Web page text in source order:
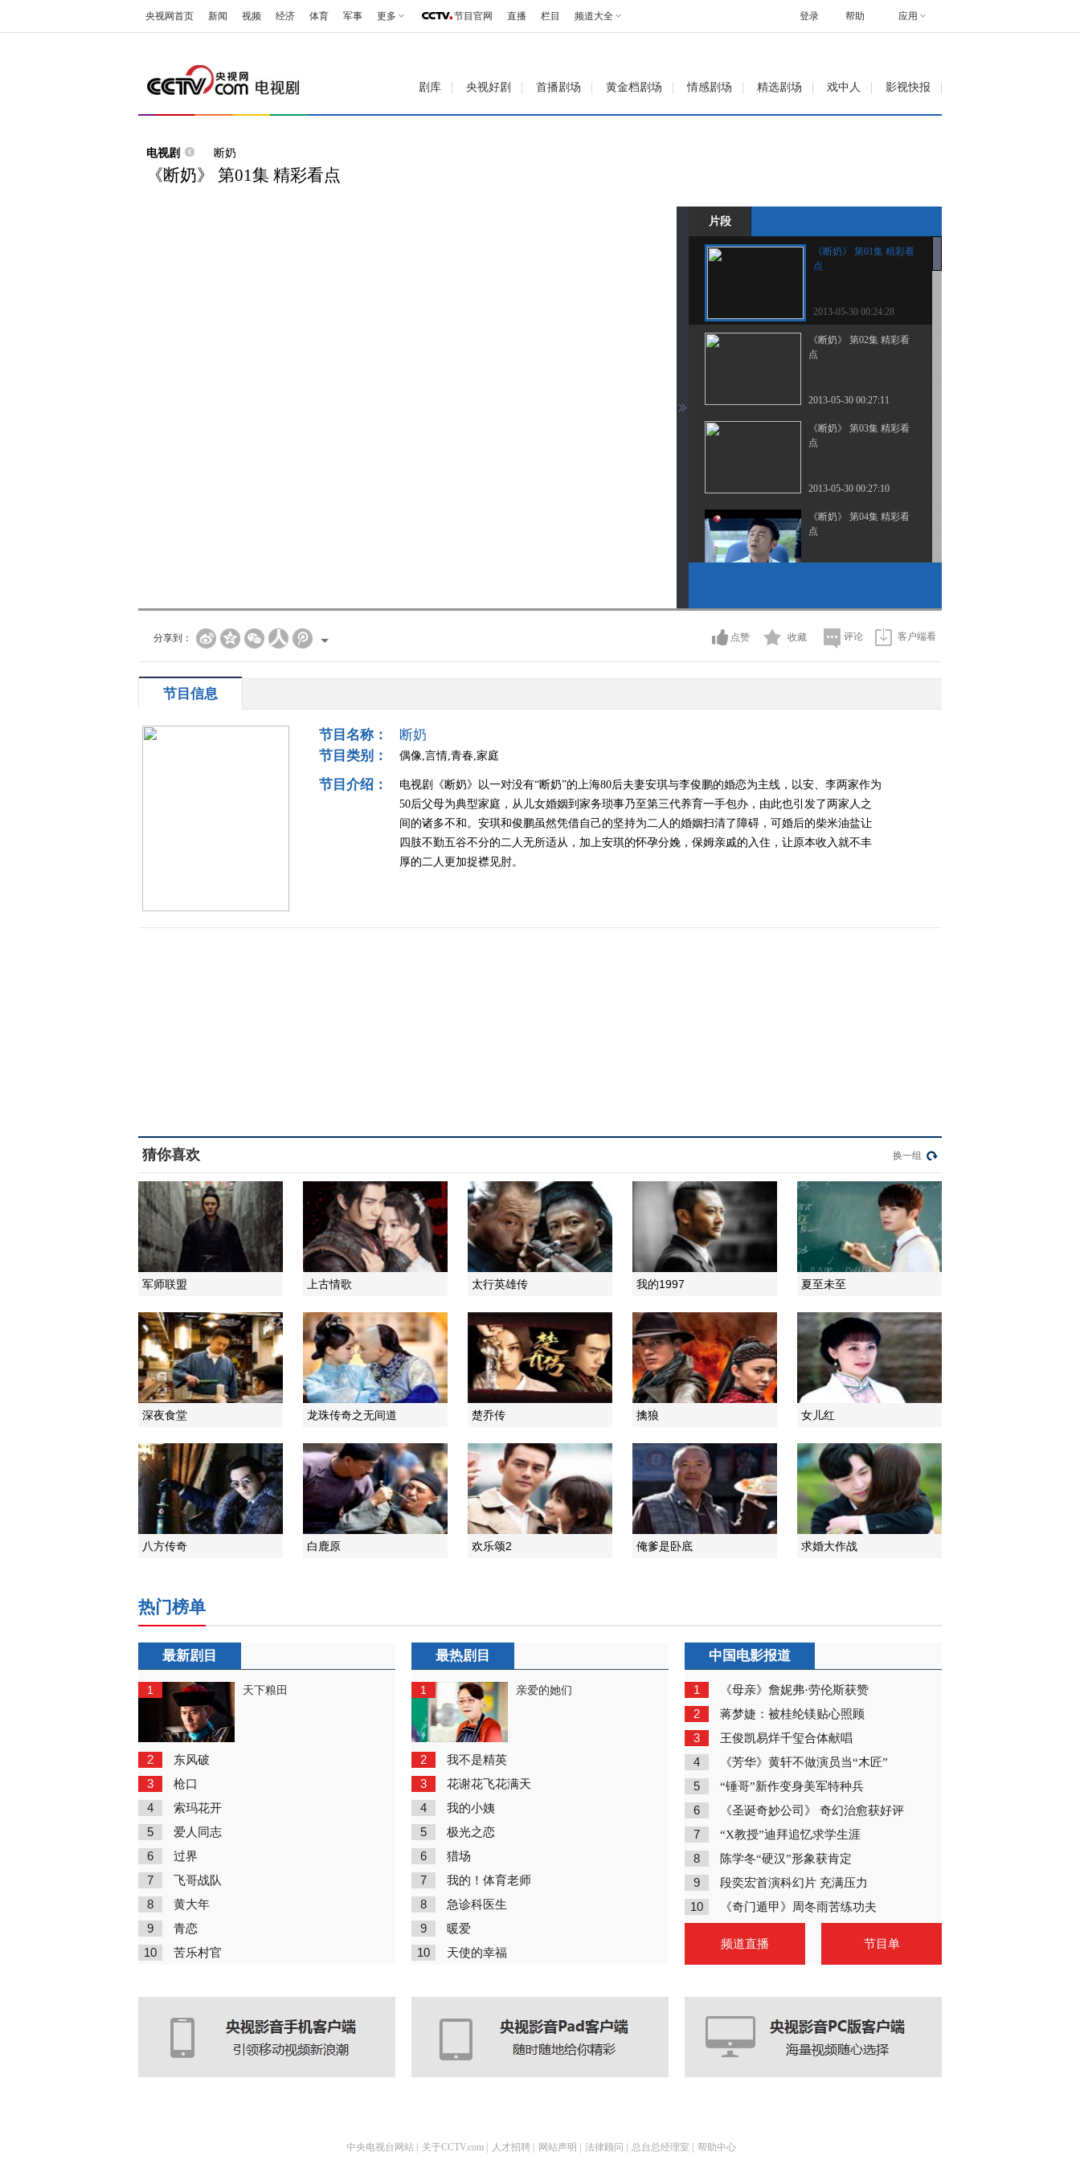
央视网首页 新闻 视频 经济 体育 军事 更多 节目官网 直播 栏目 频道大全 帮助 应用
登录
剧库 央视好剧 首播剧场 黄金档剧场 情感剧场 精选剧场 戏中人 影视快报
电视剧 断奶
《断奶》 第01集 精彩看点
片段
《断奶》 第01集 精彩看
点
2013-05-30 00:24:28
《断奶》 第02集 精彩看
点
2013-05-30 00:27:11
《断奶》 第03集 精彩看
点
2013-05-30 00:27:10
《断奶》 第04集 精彩看
点
2013-05-30 00:30:12
点
《断奶》 第7集 精彩看点
2013-05-30 22:12:16
2013-05-30 22:15:18
《断奶》 第11集 精彩看
2013-05-31 23:54:42
《断奶》 第12集 精彩看
2013-05-31 23:57:00
《断奶》 第13集 精彩看
2013-06-01 21:54:15
《断奶》 第14集 精彩看
点
2013-06-01 21:54:15
《断奶》 第15集 精彩看
点
2013-06-03 00:18:12
《断奶》 第18集 精彩看
点
2013-06-03 23:57:19
《断奶》 第19集 精彩看
点
2013-06-04 23:27:21
《断奶》 第21集 精彩看
点
2013-06-04 23:33:03
分享到： 点赞 收藏 评论 客户端看
节目信息
节目名称：
断奶
节目类别：
偶像,言情,青春,家庭
节目介绍：
电视剧《断奶》以一对没有“断奶”的上海80后夫妻安琪与李俊鹏的婚恋为主线，以安、李两家作为
50后父母为典型家庭，从儿女婚姻到家务琐事乃至第三代养育一手包办，由此也引发了两家人之
间的诸多不和。安琪和俊鹏虽然凭借自己的坚持为二人的婚姻扫清了障碍，可婚后的柴米油盐让
四肢不勤五谷不分的二人无所适从，加上安琪的怀孕分娩，保姆亲戚的入住，让原本收入就不丰
厚的二人更加捉襟见肘。
猜你喜欢 换一组
军师联盟 上古情歌 太行英雄传 我的1997 夏至未至
深夜食堂 龙珠传奇之无间道 楚乔传 擒狼 女儿红
八方传奇 白鹿原 欢乐颂2 俺爹是卧底 求婚大作战
热门榜单
最新剧目
1 天下粮田
2 东风破
3 枪口
4 索玛花开
5 爱人同志
6 过界
7 飞哥战队
8 黄大年
9 青恋
10 苦乐村官
最热剧目
1 亲爱的她们
2 我不是精英
3 花谢花飞花满天
4 我的小姨
5 极光之恋
6 猎场
7 我的！体育老师
8 急诊科医生
9 暖爱
10 天使的幸福
中国电影报道
1 《母亲》詹妮弗·劳伦斯获赞
2 蒋梦婕：被桂纶镁贴心照顾
3 王俊凯易烊千玺合体献唱
4 《芳华》黄轩不做演员当“木匠”
5 “锤哥”新作变身美军特种兵
6 《圣诞奇妙公司》 奇幻治愈获好评
7 “X教授”迪拜追忆求学生涯
8 陈学冬“硬汉”形象获肯定
9 段奕宏首演科幻片 充满压力
10 《奇门遁甲》周冬雨苦练功夫
频道直播 节目单
中央电视台网站 关于CCTV.com 人才招聘 网站声明 法律顾问 总台总经理室 帮助中心